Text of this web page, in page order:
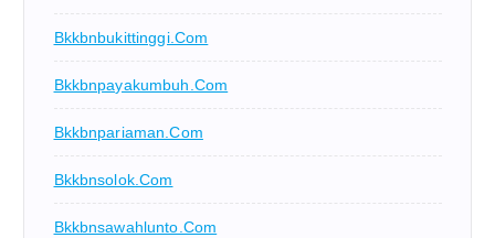
Bkkbnbukittinggi.com
Bkkbnpayakumbuh.com
Bkkbnpariaman.com
Bkkbnsolok.com
Bkkbnsawahlunto.com